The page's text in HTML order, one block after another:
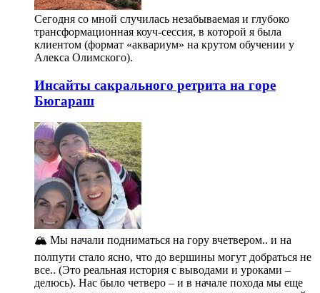
Сегодня со мной случилась незабываемая и глубоко
трансформационная коуч-сессия, в которой я была
клиентом (формат «аквариум» на крутом обучении у
Алекса Олимского).
Инсайты сакрального ретрита на горе
Бюгараш
🏔️ Мы начали подниматься на гору вчетвером.. и на
полпути стало ясно, что до вершины могут добраться не
все.. (Это реальная история с выводами и уроками –
делюсь). Нас было четверо – и в начале похода мы еще